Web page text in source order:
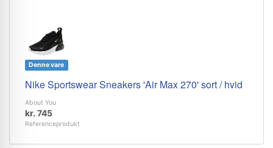
Denne vare
Nike Sportswear Sneakers 'Air Max 270' sort / hvid
About You
kr. 745
Referenceprodukt